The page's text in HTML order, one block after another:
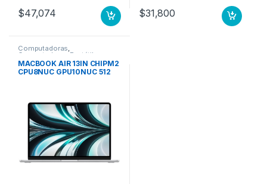
$47,074 $31,800
Computadoras,
Computadoras Portátiles
MACBOOK AIR 13IN CHIPM2
CPU8NUC GPU10NUC 512